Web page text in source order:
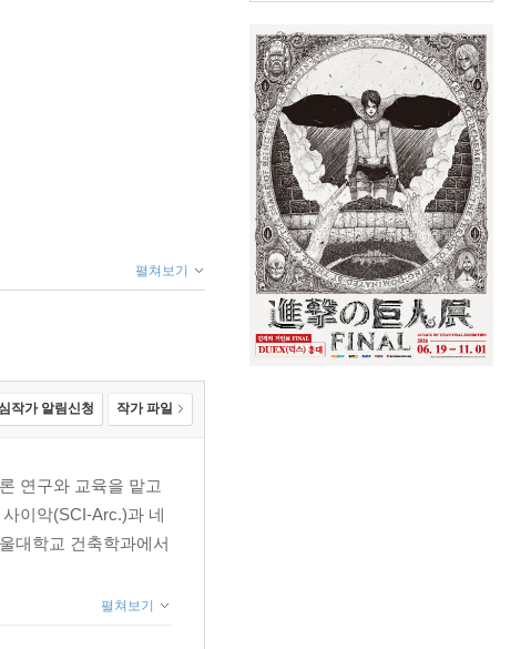
펼쳐보기
작가 알림신청 작가 파일
연구와 교육을 맡고
이악(SCI-Arc.)과 네
대학교 건축학과에서
펼쳐보기